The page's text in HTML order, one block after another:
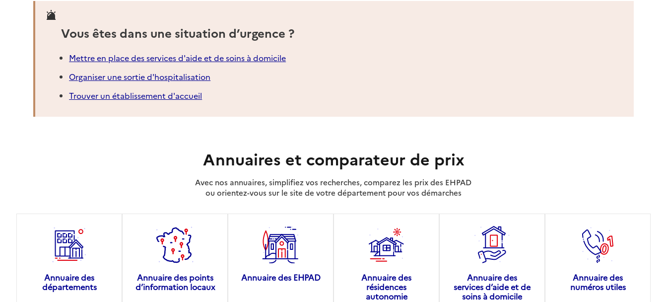
Vous êtes dans une situation d’urgence ?
Mettre en place des services d'aide et de soins à domicile
Organiser une sortie d'hospitalisation
Trouver un établissement d'accueil
Annuaires et comparateur de prix
Avec nos annuaires, simplifiez vos recherches, comparez les prix des EHPAD
ou orientez-vous sur le site de votre département pour vos démarches
Annuaire des
départements
Annuaire des points
d’information locaux
Annuaire des EHPAD
Annuaire des
résidences
autonomie
Annuaire des
services d’aide et de
soins à domicile
Annuaire des
numéros utiles